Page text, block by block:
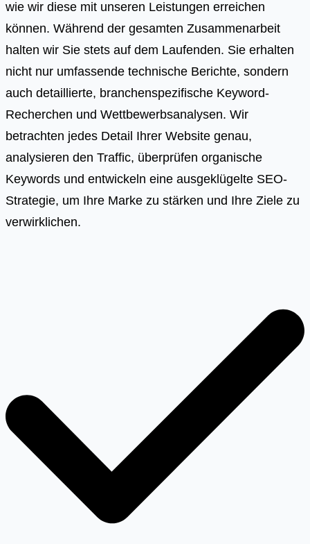
wie wir diese mit unseren Leistungen erreichen
können. Während der gesamten Zusammenarbeit
halten wir Sie stets auf dem Laufenden. Sie erhalten
nicht nur umfassende technische Berichte, sondern
auch detaillierte, branchenspezifische Keyword-
Recherchen und Wettbewerbsanalysen. Wir
betrachten jedes Detail Ihrer Website genau,
analysieren den Traffic, überprüfen organische
Keywords und entwickeln eine ausgeklügelte SEO-
Strategie, um Ihre Marke zu stärken und Ihre Ziele zu
verwirklichen.